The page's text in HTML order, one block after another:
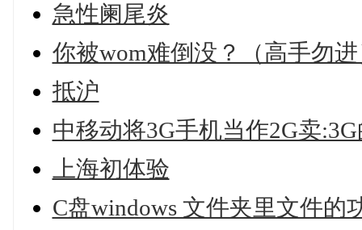
急性阑尾炎
你被wom难倒没？（高手勿
抵沪
中移动将3G手机当作2G卖
上海初体验
C盘windows 文件夹里文件的